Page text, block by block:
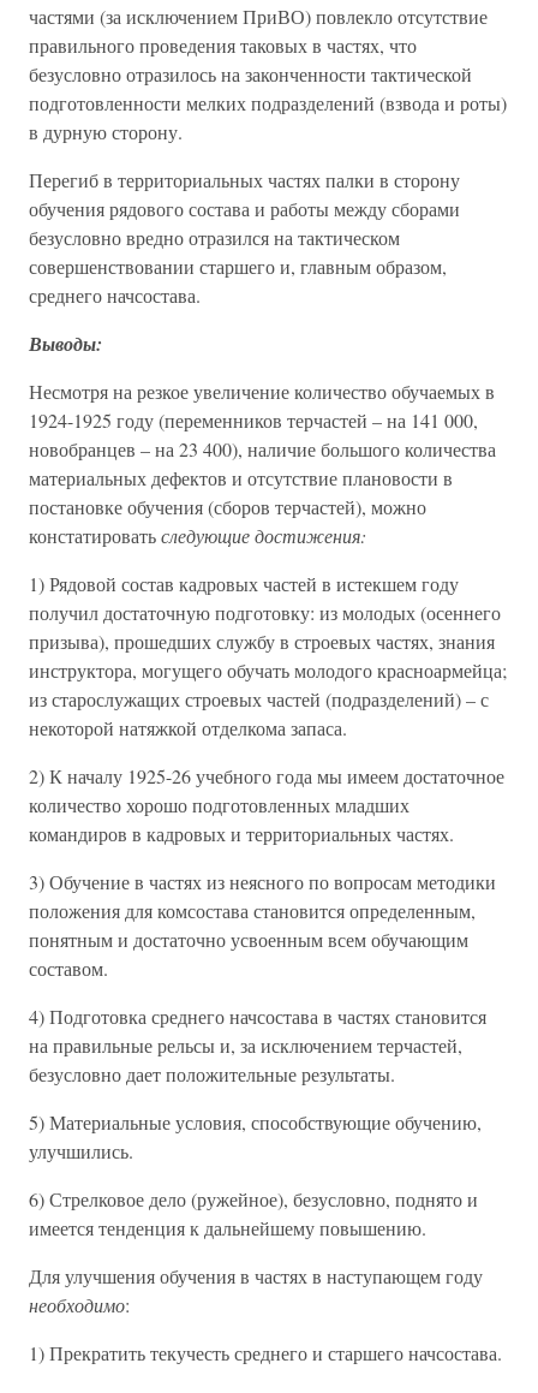
частями (за исключением ПриВО) повлекло отсутствие
правильного проведения таковых в частях, что
безусловно отразилось на законченности тактической
подготовленности мелких подразделений (взвода и роты)
в дурную сторону.
Перегиб в территориальных частях палки в сторону
обучения рядового состава и работы между сборами
безусловно вредно отразился на тактическом
совершенствовании старшего и, главным образом,
среднего начсостава.
Выводы:
Несмотря на резкое увеличение количество обучаемых в
1924-1925 году (переменников терчастей – на 141 000,
новобранцев – на 23 400), наличие большого количества
материальных дефектов и отсутствие плановости в
постановке обучения (сборов терчастей), можно
констатироватьследующие достижения:
1) Рядовой состав кадровых частей в истекшем году
получил достаточную подготовку: из молодых (осеннего
призыва), прошедших службу в строевых частях, знания
инструктора, могущего обучать молодого красноармейца;
из старослужащих строевых частей (подразделений) – с
некоторой натяжкой отделкома запаса.
2) К началу 1925-26 учебного года мы имеем достаточное
количество хорошо подготовленных младших
командиров в кадровых и территориальных частях.
3) Обучение в частях из неясного по вопросам методики
положения для комсостава становится определенным,
понятным и достаточно усвоенным всем обучающим
составом.
4) Подготовка среднего начсостава в частях становится
на правильные рельсы и, за исключением терчастей,
безусловно дает положительные результаты.
5) Материальные условия, способствующие обучению,
улучшились.
6) Стрелковое дело (ружейное), безусловно, поднято и
имеется тенденция к дальнейшему повышению.
Для улучшения обучения в частях в наступающем году
необходимо:
1) Прекратить текучесть среднего и старшего начсостава.